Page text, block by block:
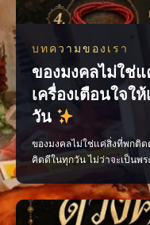
บทความของเรา
ของมงคลไม่ใช่
เครื่องเตือนใจใ
วัน
ของมงคลไม่ใช่แค่สิ่งที่พกติด
คิดดีในทุกวัน ไม่ว่าจะเป็นพร
เลือกสิ่งที่เหมาะกับตัวเอง พ
พลังใจดี ๆ จะค่อย ๆ ตามมา
วง #ของมงคล #ของมงคลพก